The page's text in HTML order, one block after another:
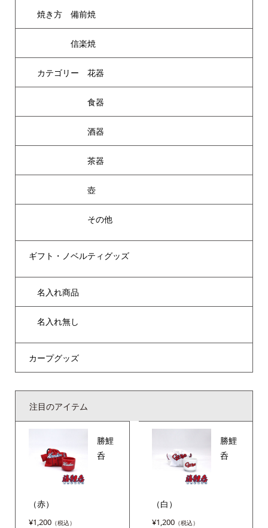
焼き方 備前焼
信楽焼
カテゴリー 花器
食器
酒器
茶器
壺
その他
ギフト・ノベルティグッズ
名入れ商品
名入れ無し
カープグッズ
注目のアイテム
勝鯉
呑
（赤）
¥1,200
勝鯉
呑
（白）
¥1,200